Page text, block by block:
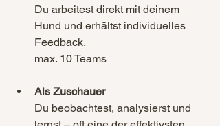
Du arbeitest direkt mit deinem
Hund und erhältst individuelles
Feedback.
max. 10 Teams
Als Zuschauer
Du beobachtest, analysierst und